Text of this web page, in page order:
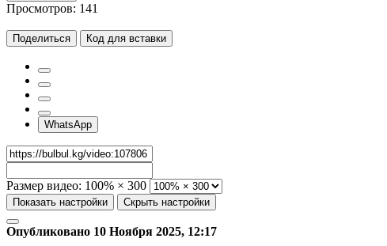
Просмотров: 141
Поделиться Код для вставки
WhatsApp
Размер видео: 100% × 300
Показать настройки Скрыть настройки
Опубликовано 10 Ноября 2025, 12:17